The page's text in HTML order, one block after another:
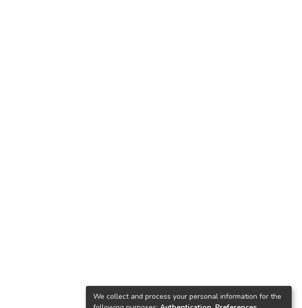
We collect and process your personal information for the